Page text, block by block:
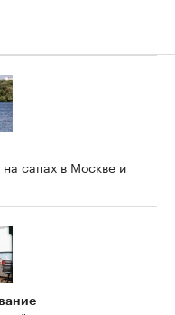
на сапах в Москве и